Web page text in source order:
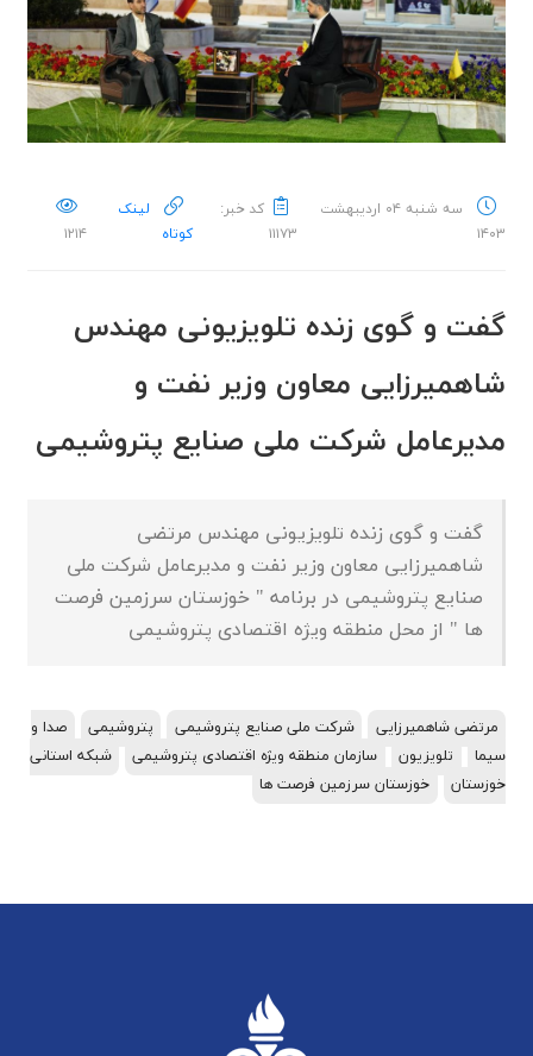
سه شنبه ۰۴ اردیبهشت
۱۴۰۳
کد خبر:
۱۱۱۷۳
لینک
کوتاه
۱۲۱۴
گفت و گوی زنده تلویزیونی مهندس
شاهمیرزایی معاون وزیر نفت و
مدیرعامل شرکت ملی صنایع پتروشیمی
گفت و گوی زنده تلویزیونی مهندس مرتضی
شاهمیرزایی معاون وزیر نفت و مدیرعامل شرکت ملی
صنایع پتروشیمی در برنامه " خوزستان سرزمین فرصت
ها " از محل منطقه ویژه اقتصادی پتروشیمی
مرتضی شاهمیرزایی شرکت ملی صنایع پتروشیمی پتروشیمی
صدا و
سیما
تلویزیون سازمان منطقه ویژه اقتصادی پتروشیمی
شبکه استانی
خوزستان
خوزستان سرزمین فرصت ها